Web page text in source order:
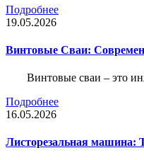
Подробнее
19.05.2026
Винтовые Сваи:
Винтовые сваи – это
Подробнее
16.05.2026
Листорезальная машина: